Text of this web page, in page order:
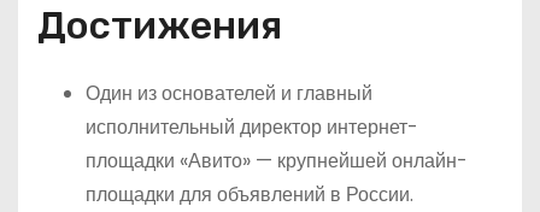
Достижения
Один из основателей и главный
исполнительный директор интернет-
площадки «Авито» — крупнейшей онлайн-
площадки для объявлений в России.